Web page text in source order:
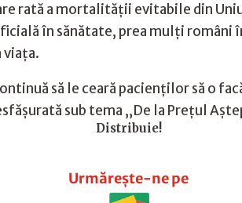
rată a mortalității evitabile din
în sănătate, prea mulți români
viața.
să le ceară pacienților să o
sub tema „De la Prețul
Distribuie!
Urmărește-ne pe